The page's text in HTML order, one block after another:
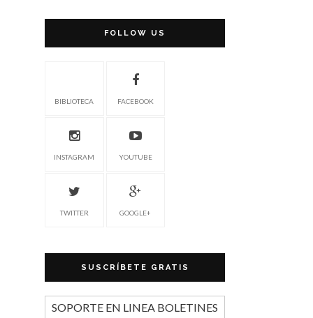
FOLLOW US
BIBLIOTECA FACEBOOK
INSTAGRAM YOUTUBE
TWITTER GOOGLE+
SUSCRÍBETE GRATIS
SOPORTE EN LINEA BOLETINES